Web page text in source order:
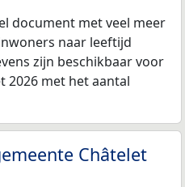
document met veel meer
naar leeftijd
zijn beschikbaar voor
2026 met het aantal
Châtelet